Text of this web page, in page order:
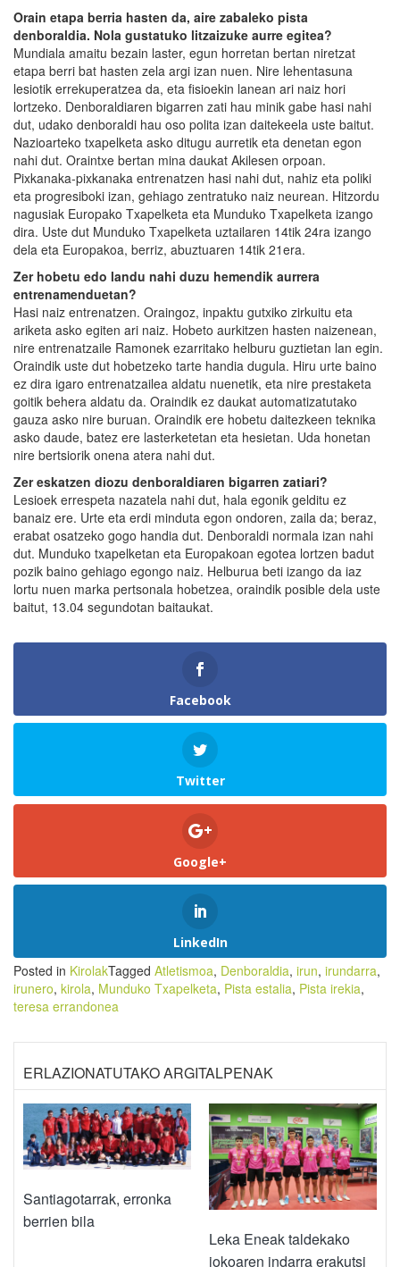
Orain etapa berria hasten da, aire zabaleko pista
denboraldia. Nola gustatuko litzaizuke aurre egitea?
Mundiala amaitu bezain laster, egun horretan bertan niretzat
etapa berri bat hasten zela argi izan nuen. Nire lehentasuna
lesiotik errekuperatzea da, eta fisioekin lanean ari naiz hori
lortzeko. Denboraldiaren bigarren zati hau minik gabe hasi nahi
dut, udako denboraldi hau oso polita izan daitekeela uste baitut.
Nazioarteko txapelketa asko ditugu aurretik eta denetan egon
nahi dut. Oraintxe bertan mina daukat Akilesen orpoan.
Pixkanaka-pixkanaka entrenatzen hasi nahi dut, nahiz eta poliki
eta progresiboki izan, gehiago zentratuko naiz neurean. Hitzordu
nagusiak Europako Txapelketa eta Munduko Txapelketa izango
dira. Uste dut Munduko Txapelketa uztailaren 14tik 24ra izango
dela eta Europakoa, berriz, abuztuaren 14tik 21era.
Zer hobetu edo landu nahi duzu hemendik aurrera
entrenamenduetan?
Hasi naiz entrenatzen. Oraingoz, inpaktu gutxiko zirkuitu eta
ariketa asko egiten ari naiz. Hobeto aurkitzen hasten naizenean,
nire entrenatzaile Ramonek ezarritako helburu guztietan lan egin.
Oraindik uste dut hobetzeko tarte handia dugula. Hiru urte baino
ez dira igaro entrenatzailea aldatu nuenetik, eta nire prestaketa
goitik behera aldatu da. Oraindik ez daukat automatizatutako
gauza asko nire buruan. Oraindik ere hobetu daitezkeen teknika
asko daude, batez ere lasterketetan eta hesietan. Uda honetan
nire bertsiorik onena atera nahi dut.
Zer eskatzen diozu denboraldiaren bigarren zatiari?
Lesioek errespeta nazatela nahi dut, hala egonik gelditu ez
banaiz ere. Urte eta erdi minduta egon ondoren, zaila da; beraz,
erabat osatzeko gogo handia dut. Denboraldi normala izan nahi
dut. Munduko txapelketan eta Europakoan egotea lortzen badut
pozik baino gehiago egongo naiz. Helburua beti izango da iaz
lortu nuen marka pertsonala hobetzea, oraindik posible dela uste
baitut, 13.04 segundotan baitaukat.
Facebook
Twitter
Google+
LinkedIn
Posted in KirolakTagged Atletismoa, Denboraldia, irun, irundarra,
irunero, kirola, Munduko Txapelketa, Pista estalia, Pista irekia,
teresa errandonea
ERLAZIONATUTAKO ARGITALPENAK
Santiagotarrak, erronka
berrien bila
Leka Eneak taldekako
jokoaren indarra erakutsi